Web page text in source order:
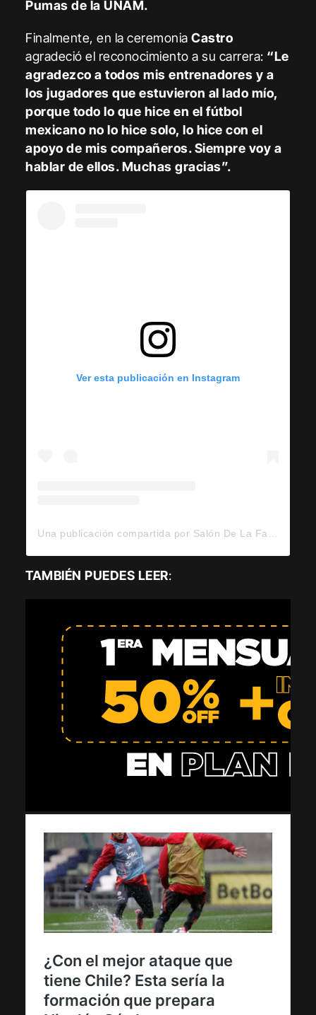
Pumas de la UNAM.
Finalmente, en la ceremoniaCastro
agradeció el reconocimiento a su carrera: “Le
agradezco a todos mis entrenadores y a
los jugadores que estuvieron al lado mío,
porque todo lo que hice en el fútbol
mexicano no lo hice solo, lo hice con el
apoyo de mis compañeros. Siempre voy a
hablar de ellos. Muchas gracias”.
Ver esta publicación en Instagram
TAMBIÉN PUEDES LEER: